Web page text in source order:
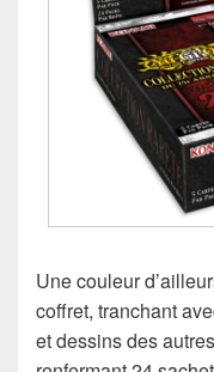
Une couleur
coffret, tranchant
et dessins des